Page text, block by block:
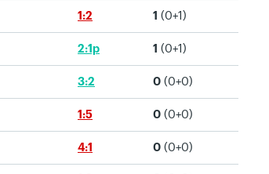
1:2 1 (0+1)
2:1p 1 (0+1)
3:2 0 (0+0)
1:5 0 (0+0)
4:1 0 (0+0)